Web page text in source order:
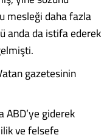
mesleği daha fazla
anda da istifa ederek
gazetesinin
ABD’ye giderek
ve felsefe